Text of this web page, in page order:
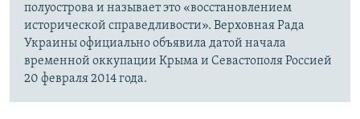
полуострова и называет это «восстановлением
исторической справедливости». Верховная Рада
Украины официально объявила датой начала
временной оккупации Крыма и Севастополя Россией
20 февраля 2014 года.